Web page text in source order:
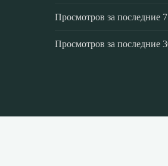
Просмотров за последние
Просмотров за последние